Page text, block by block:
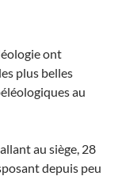
ont
plus belles
au
au siège, 28
depuis peu